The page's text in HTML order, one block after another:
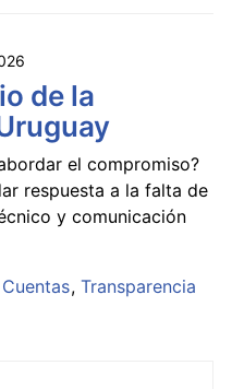
de la
el compromiso?
respuesta a la falta de
y comunicación
Transparencia